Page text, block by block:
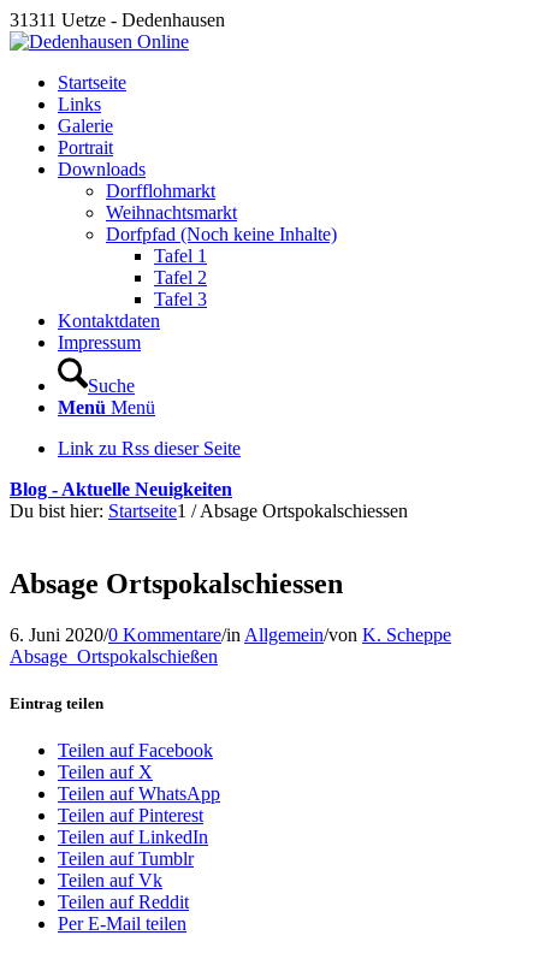
31311 Uetze - Dedenhausen
Startseite
Links
Galerie
Portrait
Downloads
Dorfflohmarkt
Weihnachtsmarkt
Dorfpfad (Noch keine Inhalte)
Tafel 1
Tafel 2
Tafel 3
Kontaktdaten
Impressum
Suche
Menü Menü
Link zu Rss dieser Seite
Blog - Aktuelle Neuigkeiten
Du bist hier: Startseite1 / Absage Ortspokalschiessen
Absage Ortspokalschiessen
6. Juni 2020/0 Kommentare/in Allgemein/von K. Scheppe
Absage_Ortspokalschießen
Eintrag teilen
Teilen auf Facebook
Teilen auf X
Teilen auf WhatsApp
Teilen auf Pinterest
Teilen auf LinkedIn
Teilen auf Tumblr
Teilen auf Vk
Teilen auf Reddit
Per E-Mail teilen